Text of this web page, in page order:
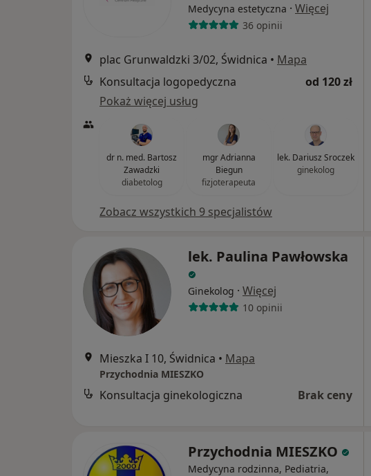
Medycyna estetyczna · Więcej
36 opinii
plac Grunwaldzki 3/02, Świdnica • Mapa
Konsultacja logopedyczna
od 120 zł
Pokaż więcej usług
dr n. med. Bartosz
Zawadzki
diabetolog
mgr Adrianna
Biegun
fizjoterapeuta
lek. Dariusz Sroczek
ginekolog
Zobacz wszystkich 9 specjalistów
lek. Paulina Pawłowska
Ginekolog · Więcej
10 opinii
Mieszka I 10, Świdnica • Mapa
Przychodnia MIESZKO
Konsultacja ginekologiczna Brak ceny
Przychodnia MIESZKO
Medycyna rodzinna, Pediatria,